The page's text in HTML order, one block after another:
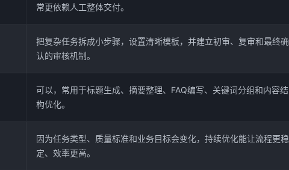
常更依赖人工整体交付。
把复杂任务拆成小步骤，设置清晰模板，并建立初审、复审和最终确
认的审核机制。
可以，常用于标题生成、摘要整理、FAQ编写、关键词分组和内容结
构优化。
因为任务类型、质量标准和业务目标会变化，持续优化能让流程更稳
定、效率更高。